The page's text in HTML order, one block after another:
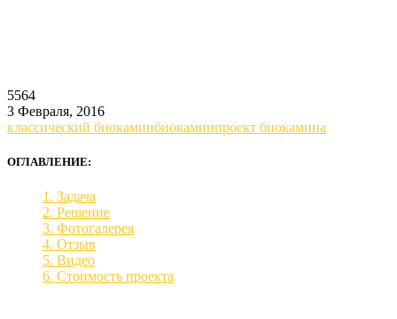
5564
3 Февраля, 2016
классический биокаминбиокаминпроект биокамина
ОГЛАВЛЕНИЕ:
1. Задача
2. Решение
3. Фотогалерея
4. Отзыв
5. Видео
6. Стоимость проекта